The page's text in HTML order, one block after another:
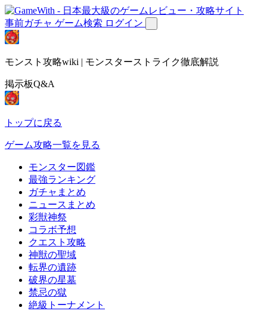
事前ガチャ ゲーム検索 ログイン
モンスト攻略wiki | モンスターストライク徹底解説
掲示板Q&A
トップに戻る
ゲーム攻略一覧を見る
モンスター図鑑
最強ランキング
ガチャまとめ
ニュースまとめ
彩獣神祭
コラボ予想
クエスト攻略
神獣の聖域
転界の遺跡
破界の星墓
禁忌の獄
絶級トーナメント